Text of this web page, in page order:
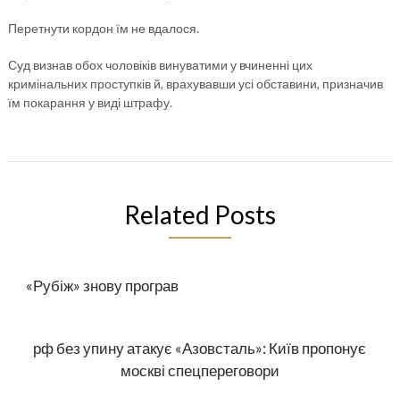
Перетнути кордон їм не вдалося.
Суд визнав обох чоловіків винуватими у вчиненні цих
кримінальних проступків й, врахувавши усі обставини, призначив
їм покарання у виді штрафу.
Related Posts
«Рубіж» знову програв
рф без упину атакує «Азовсталь»: Київ пропонує
москві спецпереговори